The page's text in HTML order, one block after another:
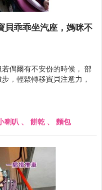
貝乖乖坐汽座，媽咪不
偶爾有不安份的時候， 部
，輕鬆轉移寶貝注意力，
喇叭 、 餅乾 、 麵包